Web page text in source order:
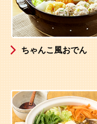
ちゃんこ風おでん